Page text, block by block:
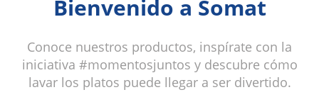
Bienvenido a Somat
Conoce nuestros productos, inspírate con la
iniciativa #momentosjuntos y descubre cómo
lavar los platos puede llegar a ser divertido.